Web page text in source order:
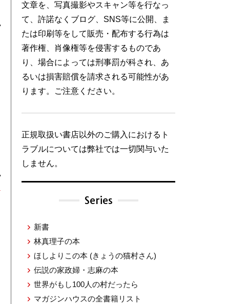
文章を、写真撮影やスキャン等を行なっ
て、許諾なくブログ、SNS等に公開、ま
たは印刷等をして販売・配布する行為は
著作権、肖像権等を侵害するものであ
り、場合によっては刑事罰が科され、あ
るいは損害賠償を請求される可能性があ
ります。ご注意ください。
正規取扱い書店以外のご購入におけるト
ラブルについては弊社では一切関与いた
しません。
Series
新書
林真理子の本
ほしよりこの本 (きょうの猫村さん)
伝説の家政婦・志麻の本
世界がもし100人の村だったら
マガジンハウスの全書籍リスト